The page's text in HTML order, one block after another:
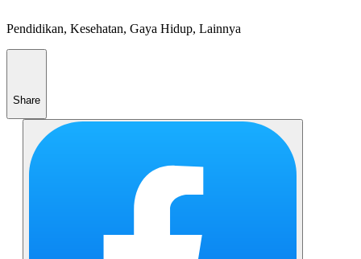
Pendidikan, Kesehatan, Gaya Hidup, Lainnya
Share